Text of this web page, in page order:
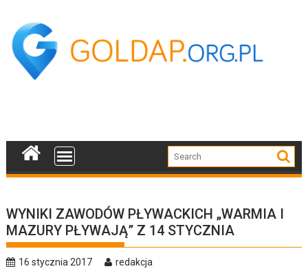
content
WYNIKI ZAWODÓW PŁYWACKICH „WARMIA I
MAZURY PŁYWAJĄ” Z 14 STYCZNIA
16 stycznia 2017 redakcja